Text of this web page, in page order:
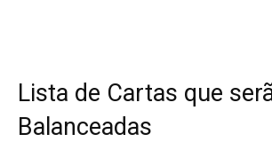
Lista de Cartas que
Balanceadas